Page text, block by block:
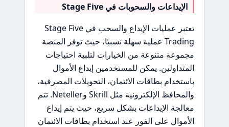
الإيداعات والسحوبات في Stage Five
تعتبر عمليات الإيداع والسحب في Stage Five
Trading عملية سهلة نسبيًا، حيث توفر المنصة
مجموعة متنوعة من الخيارات لتلبية احتياجات
المتداولين. يمكن للمستخدمين إيداع الأموال
باستخدام بطاقات الائتمان، التحويلات المصرفية،
والمحافظ الإلكترونية مثل Skrill وNeteller. تتم
معالجة الإيداعات بشكل سريع، حيث يتم إيداع
الأموال على الفور عند استخدام بطاقات الائتمان